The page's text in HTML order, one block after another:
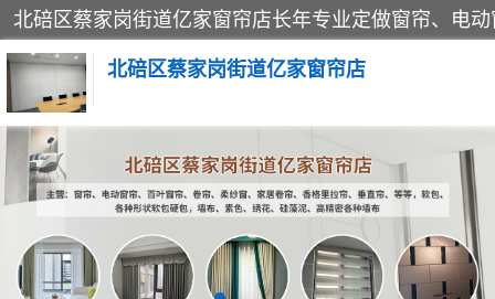
北碚区蔡家岗街道亿家窗帘店
软包硬包
窗帘